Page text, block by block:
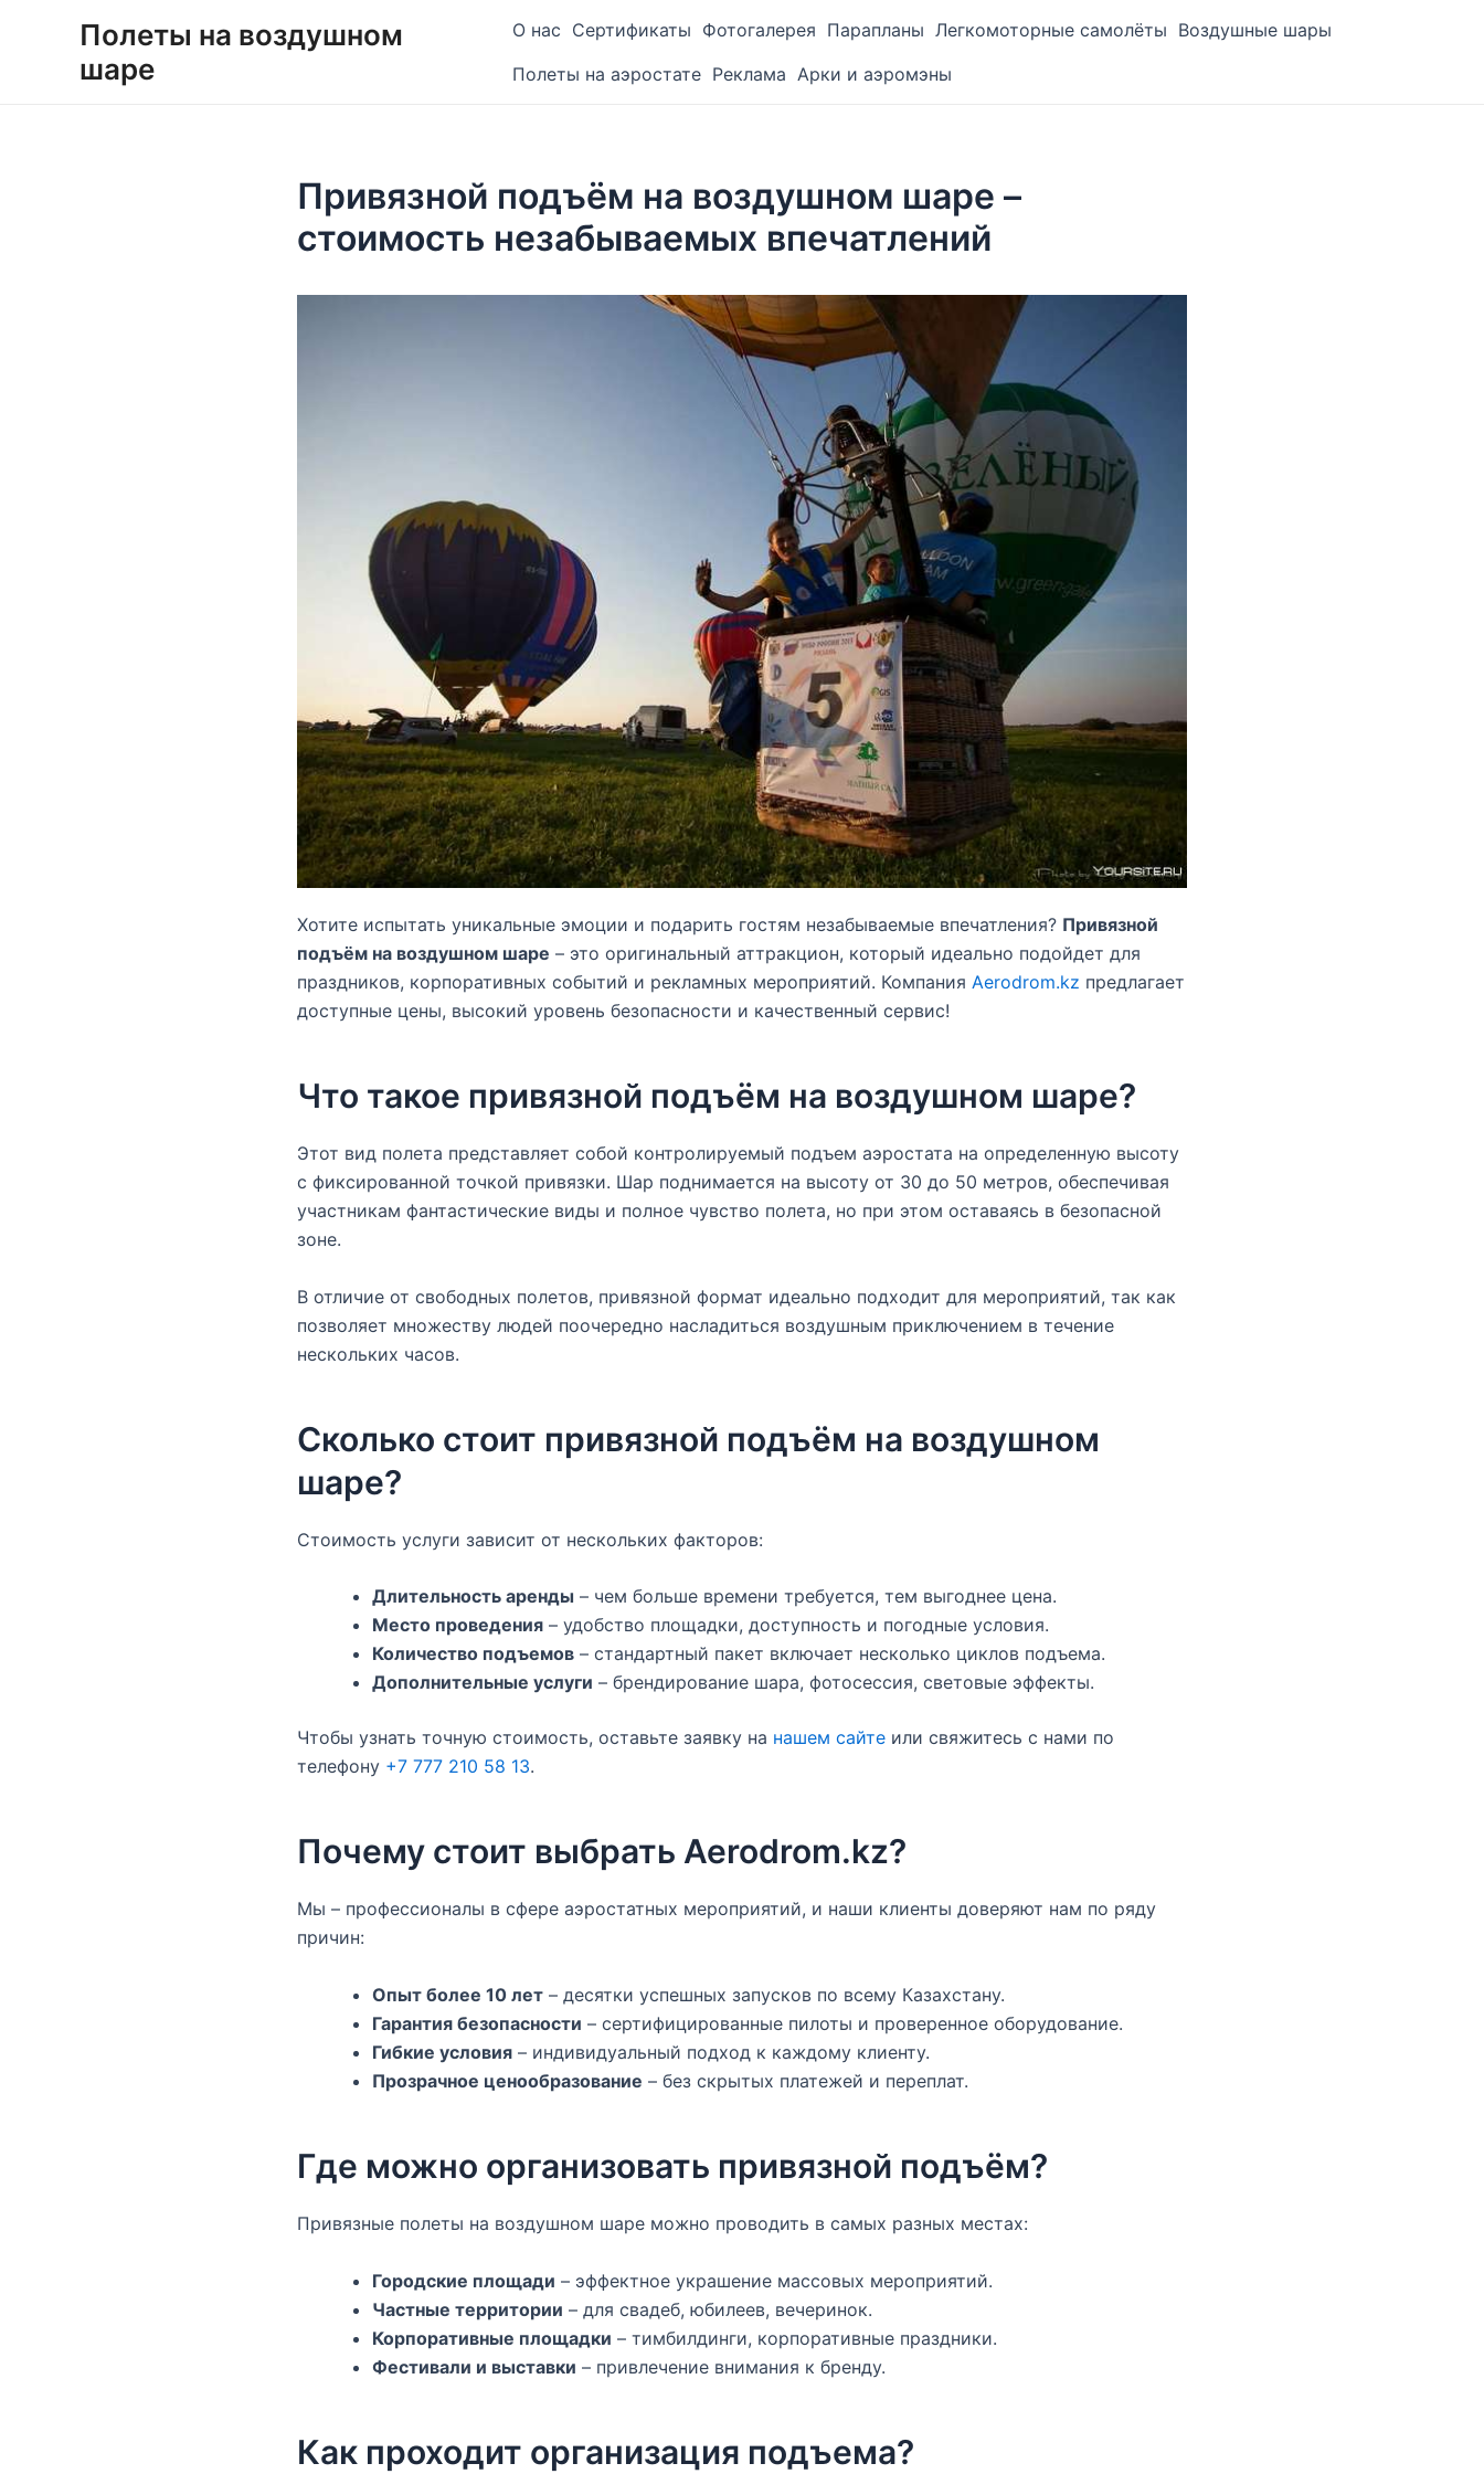
содержимому
Полеты на воздушном
шаре
О нас Сертификаты Фотогалерея Парапланы Легкомоторные самолёты Воздушные шары
Полеты на аэростате Реклама Арки и аэромэны
Привязной подъём на воздушном шаре –
стоимость незабываемых впечатлений
Хотите испытать уникальные эмоции и подарить гостям незабываемые впечатления? Привязной
подъём на воздушном шаре – это оригинальный аттракцион, который идеально подойдет для
праздников, корпоративных событий и рекламных мероприятий. Компания Aerodrom.kz предлагает
доступные цены, высокий уровень безопасности и качественный сервис!
Что такое привязной подъём на воздушном шаре?
Этот вид полета представляет собой контролируемый подъем аэростата на определенную высоту
с фиксированной точкой привязки. Шар поднимается на высоту от 30 до 50 метров, обеспечивая
участникам фантастические виды и полное чувство полета, но при этом оставаясь в безопасной
зоне.
В отличие от свободных полетов, привязной формат идеально подходит для мероприятий, так как
позволяет множеству людей поочередно насладиться воздушным приключением в течение
нескольких часов.
Сколько стоит привязной подъём на воздушном
шаре?
Стоимость услуги зависит от нескольких факторов:
Длительность аренды – чем больше времени требуется, тем выгоднее цена.
Место проведения– удобство площадки, доступность и погодные условия.
Количество подъемов– стандартный пакет включает несколько циклов подъема.
Дополнительные услуги – брендирование шара, фотосессия, световые эффекты.
Чтобы узнать точную стоимость, оставьте заявку на нашем сайтеили свяжитесь с нами по
телефону +7 777 210 58 13.
Почему стоит выбрать Aerodrom.kz?
Мы – профессионалы в сфере аэростатных мероприятий, и наши клиенты доверяют нам по ряду
причин:
Опыт более 10 лет– десятки успешных запусков по всему Казахстану.
Гарантия безопасности – сертифицированные пилоты и проверенное оборудование.
Гибкие условия– индивидуальный подход к каждому клиенту.
Прозрачное ценообразование – без скрытых платежей и переплат.
Где можно организовать привязной подъём?
Привязные полеты на воздушном шаре можно проводить в самых разных местах:
Городские площади – эффектное украшение массовых мероприятий.
Частные территории – для свадеб, юбилеев, вечеринок.
Корпоративные площадки – тимбилдинги, корпоративные праздники.
Фестивали и выставки – привлечение внимания к бренду.
Как проходит организация подъема?
записям